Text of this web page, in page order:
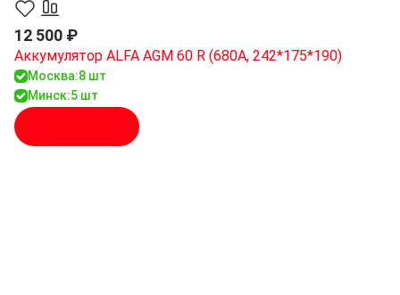
12 500 ₽
Аккумулятор ALFA AGM 60 R (680A, 242*175*190)
Москва:8 шт
Минск:5 шт